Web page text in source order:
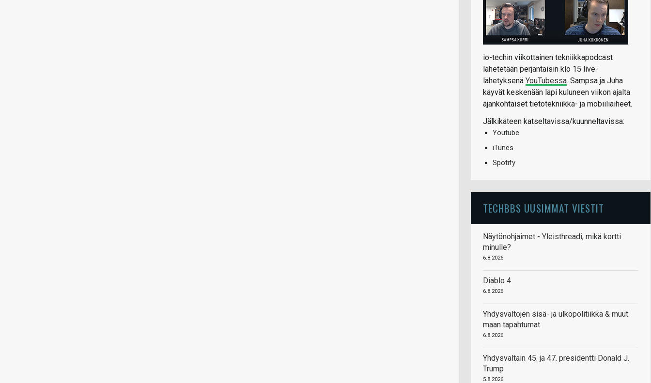
io-techin viikottainen tekniikkapodcast
lähetetään perjantaisin klo 15 live-
lähetyksenä YouTubessa. Sampsa ja Juha
käyvät keskenään läpi kuluneen viikon ajalta
ajankohtaiset tietotekniikka- ja mobiiliaiheet.
Jälkikäteen katseltavissa/kuunneltavissa:
Youtube
iTunes
Spotify
TECHBBS UUSIMMAT VIESTIT
Näytönohjaimet - Yleisthreadi, mikä kortti
minulle?
6.8.2026
Diablo 4
6.8.2026
Yhdysvaltojen sisä- ja ulkopolitiikka & muut
maan tapahtumat
6.8.2026
Yhdysvaltain 45. ja 47. presidentti Donald J.
Trump
5.8.2026